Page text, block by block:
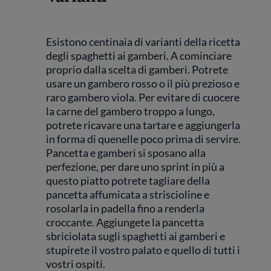
Esistono centinaia di varianti della ricetta
degli spaghetti ai gamberi. A cominciare
proprio dalla scelta di gamberi. Potrete
usare un gambero rosso o il più prezioso e
raro gambero viola. Per evitare di cuocere
la carne del gambero troppo a lungo,
potrete ricavare una tartare e aggiungerla
in forma di quenelle poco prima di servire.
Pancetta e gamberi si sposano alla
perfezione, per dare uno sprint in più a
questo piatto potrete tagliare della
pancetta affumicata a striscioline e
rosolarla in padella fino a renderla
croccante. Aggiungete la pancetta
sbriciolata sugli spaghetti ai gamberi e
stupirete il vostro palato e quello di tutti i
vostri ospiti.